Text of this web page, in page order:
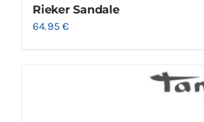
Rieker Sandale
64.95€